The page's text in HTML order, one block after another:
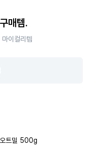
매템.
마이컬리템
트밀 500g